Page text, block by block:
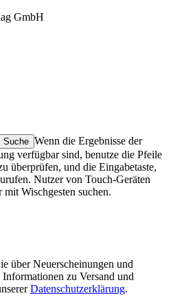
GmbH
Wenn die Ergebnisse der
verfügbar sind, benutze die Pfeile
überprüfen, und die Eingabetaste,
Nutzer von Touch-Geräten
Wischgesten suchen.
über Neuerscheinungen und
zu Versand und
Datenschutzerklärung.